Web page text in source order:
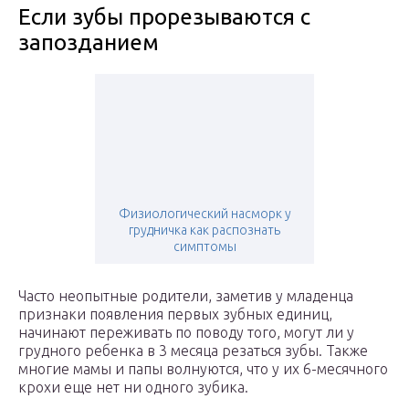
Если зубы прорезываются с
запозданием
Физиологический насморк у
грудничка как распознать
симптомы
Часто неопытные родители, заметив у младенца
признаки появления первых зубных единиц,
начинают переживать по поводу того, могут ли у
грудного ребенка в 3 месяца резаться зубы. Также
многие мамы и папы волнуются, что у их 6-месячного
крохи еще нет ни одного зубика.